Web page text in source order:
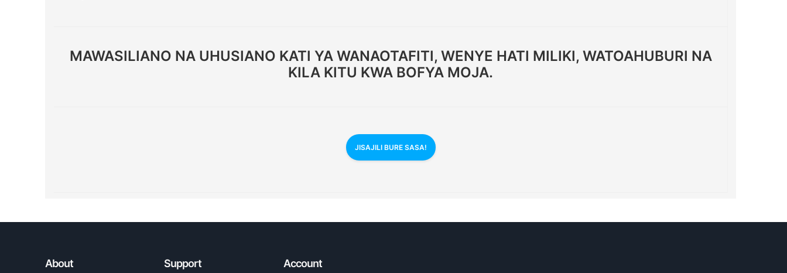
MAWASILIANO NA UHUSIANO KATI YA WANAOTAFITI, WENYE HATI MILIKI, WATOAHUBURI NA
KILA KITU KWA BOFYA MOJA.
JISAJILI BURE SASA!
About Support Account